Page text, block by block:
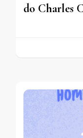
do Charles